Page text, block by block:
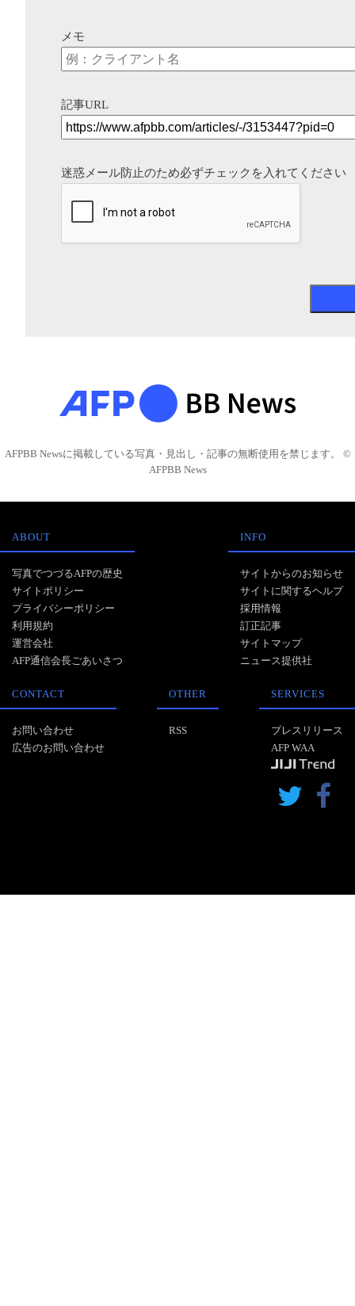
メモ
記事URL
迷惑メール防止のため必ずチェックを入れてください
AFPBB Newsに掲載している写真・見出し・記事の無断使用を禁じます。 ©
AFPBB News
ABOUT
写真でつづるAFPの歴史
サイトポリシー
プライバシーポリシー
利用規約
運営会社
AFP通信会長ごあいさつ
INFO
サイトからのお知らせ
サイトに関するヘルプ
採用情報
訂正記事
サイトマップ
ニュース提供社
CONTACT
お問い合わせ
広告のお問い合わせ
OTHER
RSS
SERVICES
プレスリリース
AFP WAA